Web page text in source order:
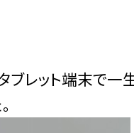
レット端末で一